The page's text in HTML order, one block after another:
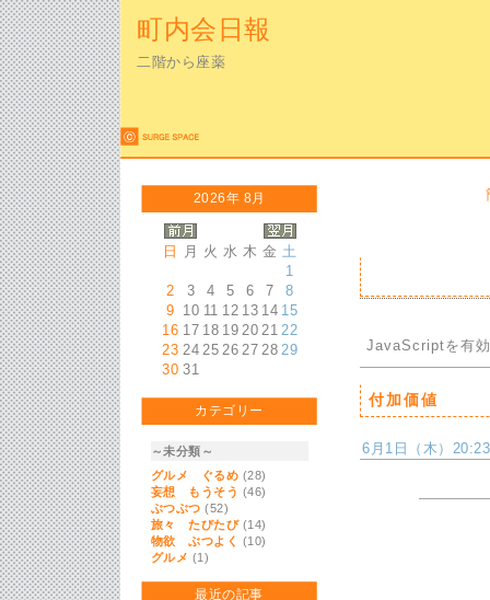
町内会日報
二階から座薬
2026年 8月
日 月 火 水 木 金 土
1
2
3 4 5 6 7
8
9 10 11 12 13 14 15
16 17 18 19 20 21 22
23 24 25 26 27 28 29
30 31
カテゴリー
～未分類～
グルメ ぐるめ (28)
妄想 もうそう (46)
ぶつぶつ (52)
旅々 たびたび (14)
物欲 ぶつよく (10)
グルメ (1)
最近の記事
JavaScriptを有
付加価値
6月1日（木）